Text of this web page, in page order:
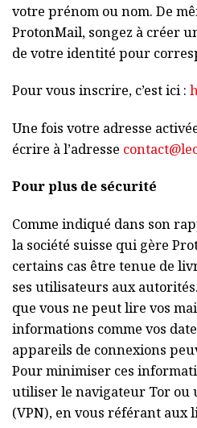
votre prénom ou nom. De
ProtonMail, songez à créer
de votre identité pour
Pour vous inscrire, c’est ici :
Une fois votre adresse
écrire à l’adresse
Pour plus de sécurité
Comme indiqué dans son
la société suisse qui gère
certains cas être tenue de
ses utilisateurs aux
que vous ne peut lire vos
informations comme vos
appareils de connexions
Pour minimiser ces
utiliser le navigateur Tor ou
(VPN), en vous référant aux